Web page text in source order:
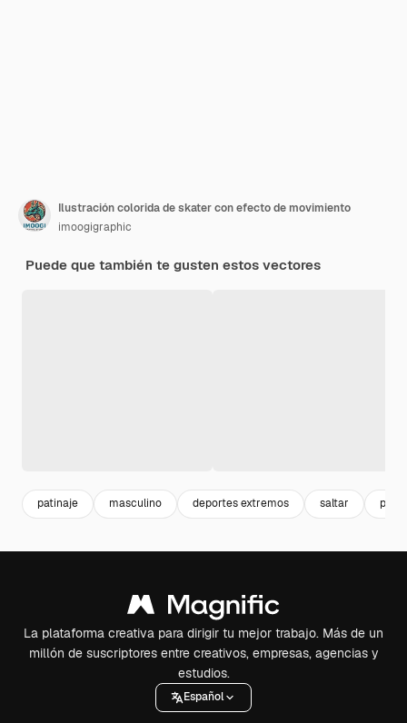
Ilustración colorida de skater con efecto de movimiento
imoogigraphic
Puede que también te gusten estos vectores
patinaje masculino deportes extremos saltar
La plataforma creativa para dirigir tu mejor trabajo. Más de un
millón de suscriptores entre creativos, empresas, agencias y
estudios.
Español